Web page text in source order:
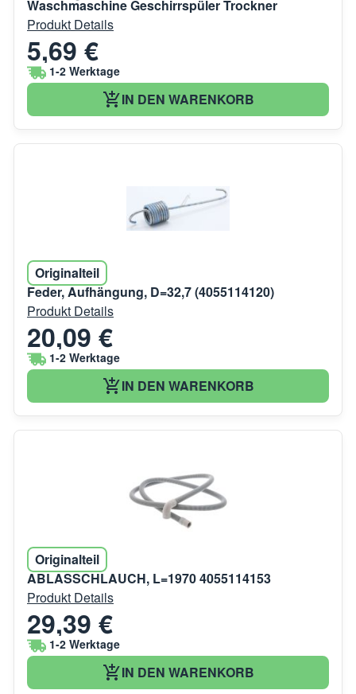
Waschmaschine Geschirrspüler Trockner
Produkt Details
5,69 €
1-2 Werktage
IN DEN WARENKORB
Originalteil
Feder, Aufhängung, D=32,7 (4055114120)
Produkt Details
20,09 €
1-2 Werktage
IN DEN WARENKORB
Originalteil
ABLASSCHLAUCH, L=1970 4055114153
Produkt Details
29,39 €
1-2 Werktage
IN DEN WARENKORB